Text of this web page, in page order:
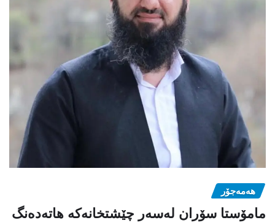
هەمەجۆر
مامۆستا سۆران لەسەر چێشتخانەكە هاتەدەنگ